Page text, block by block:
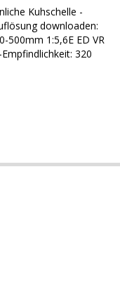
Kuhschelle -
downloaden:
500mm 1:5,6E ED VR
320